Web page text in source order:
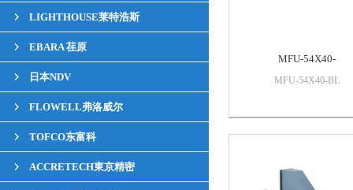
LIGHTHOUSE莱特浩斯
EBARA 荏原
日本NDV
FLOWELL弗洛威尔
TOFCO东富科
ACCRETECH東京精密
MFU-54X40-
MFU-54X40-BL